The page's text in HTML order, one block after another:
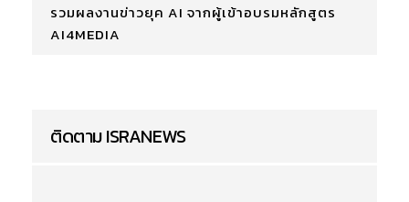
รวมผลงานข่าวยุค AI จากผู้เข้าอบรมหลักสูตร
AI4MEDIA
ติดตาม ISRANEWS